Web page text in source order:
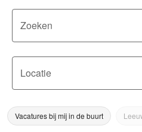
Zoeken
Locatie
Vacatures bij mij in de buurt